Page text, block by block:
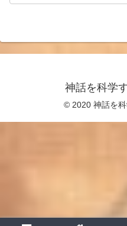
神話を科学
© 2020 神話を